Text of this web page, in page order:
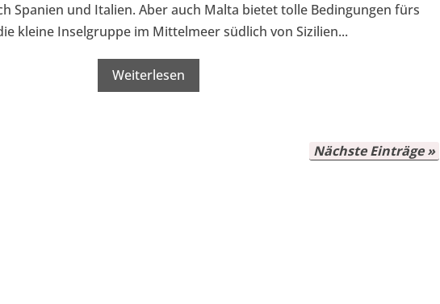
Spanien und Italien. Aber auch Malta bietet tolle Bedingungen fürs
kleine Inselgruppe im Mittelmeer südlich von Sizilien...
Weiterlesen
Nächste Einträge »